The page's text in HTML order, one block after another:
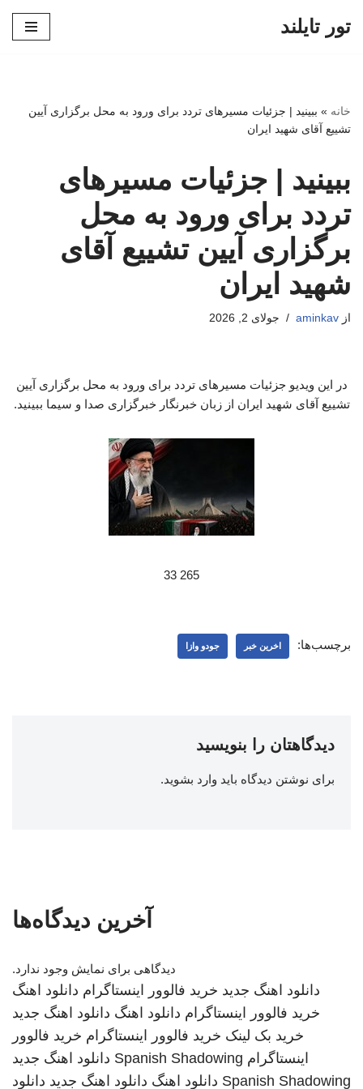
تور تایلند
خانه » ببینید | جزئیات مسیرهای تردد برای ورود به محل برگزاری آیین
تشییع آقای شهید ایران
ببینید | جزئیات مسیرهای
تردد برای ورود به محل
برگزاری آیین تشییع آقای
شهید ایران
از aminkav جولای 2, 2026
در این ویدیو جزئیات مسیرهای تردد برای ورود به محل برگزاری آیین
تشییع آقای شهید ایران از زبان خبرنگار خبرگزاری صدا و سیما ببینید.
265 33
برچسب‌ها: اخرین خبر جودو وازا
دیدگاهتان را بنویسید
برای نوشتن دیدگاه باید وارد بشوید.
آخرین دیدگاه‌ها
دیدگاهی برای نمایش وجود ندارد.
دانلود اهنگ جدید خرید فالوور اینستاگرام دانلود اهنگ
خرید فالوور اینستاگرام دانلود اهنگ دانلود اهنگ جدید
خرید بک لینک خرید فالوور اینستاگرام خرید فالوور
اینستاگرام Spanish Shadowing دانلود اهنگ جدید
Spanish Shadowing دانلود اهنگ دانلود اهنگ جدید دانلود